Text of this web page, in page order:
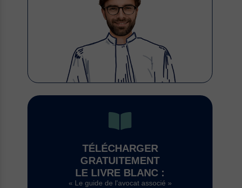
TÉLÉCHARGER
GRATUITEMENT
LE LIVRE BLANC :
« Le guide de l'avocat associé »